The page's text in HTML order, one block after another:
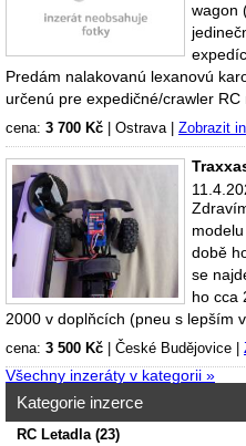
wagon
Predám nalakovanú lexanovú
určenú pre expedičné/crawler
cena: 3 700 Kč Ostrava| Zobrazit
době
se
ho cca
2000 v doplňcích (pneu s lepším
cena: 3 500 Kč České Budějovice
Všechny inzeráty v kategorii »
Kategorie inzerce
RC Letadla (23)